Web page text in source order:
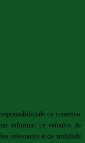
de fomentar
informar os veículos de
relevantes e de utilidade